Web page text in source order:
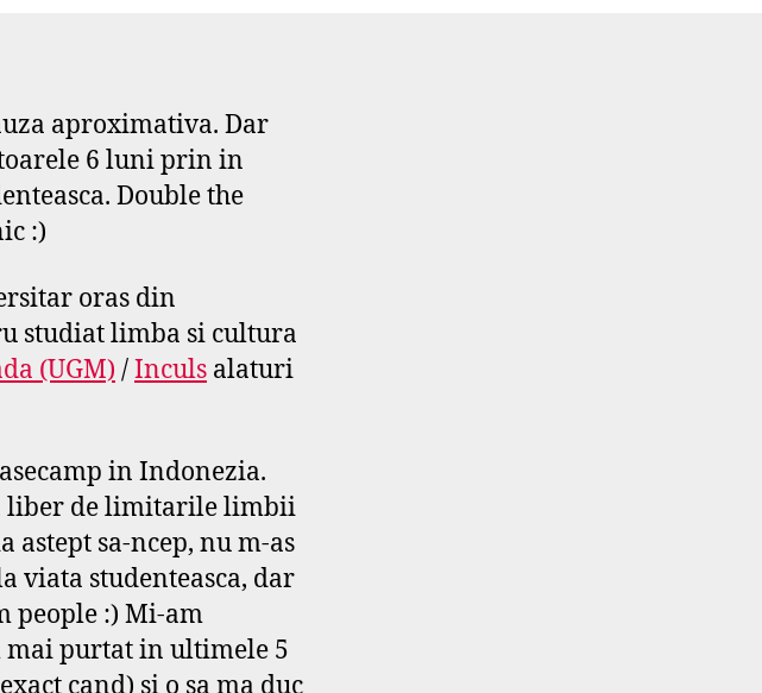
aproximativa. Dar
6 luni prin in
Double the
:)
oras din
studiat limba si cultura
(UGM) /Inculs alaturi
in Indonezia.
liber de limitarile limbii
astept sa-ncep, nu m-as
viata studenteasca, dar
people :) Mi-am
purtat in ultimele 5
cand) si o sa ma duc